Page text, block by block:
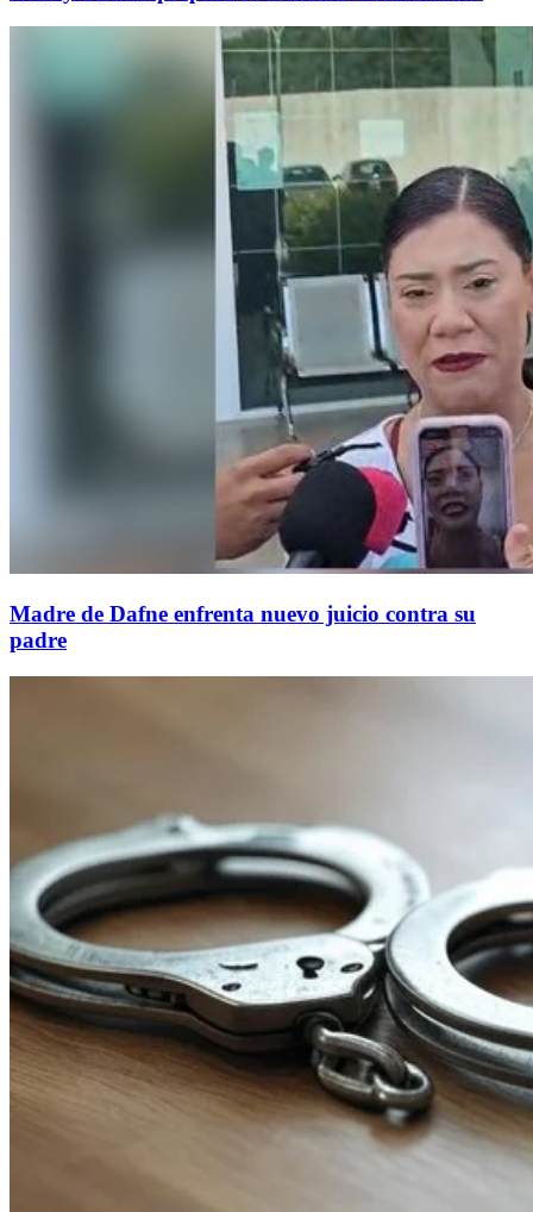
Madre de Dafne enfrenta nuevo juicio contra su
padre